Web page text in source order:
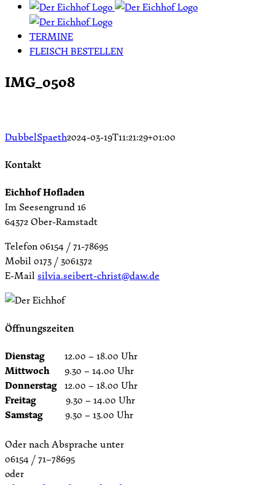
TERMINE
FLEISCH BESTELLEN
IMG_0508
DubbelSpaeth2024-03-19T11:21:29+01:00
Kontakt
Eichhof Hofladen
Im Seesengrund 16
64372 Ober-Ramstadt
Telefon 06154 / 71-78695
Mobil 0173 / 3061372
E-Mailsilvia.seibert-christ@daw.de
Öffnungszeiten
Dienstag 12.00 – 18.00 Uhr
Mittwoch 9.30 – 14.00 Uhr
Donnerstag 12.00 – 18.00 Uhr
Freitag 9.30 – 14.00 Uhr
Samstag 9.30 – 13.00 Uhr
Oder nach Absprache unter
06154 / 71–78695
oder